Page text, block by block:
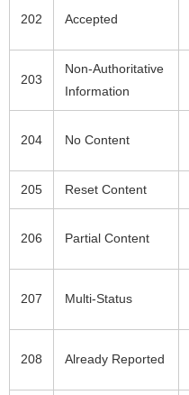
202 Accepted
203
Non-Authoritative
Information
204 No Content
205 Reset Content
206 Partial Content
207 Multi-Status
208 Already Reported